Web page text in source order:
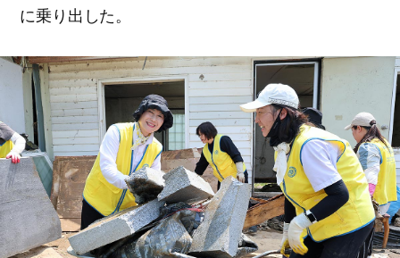
に乗り出した。